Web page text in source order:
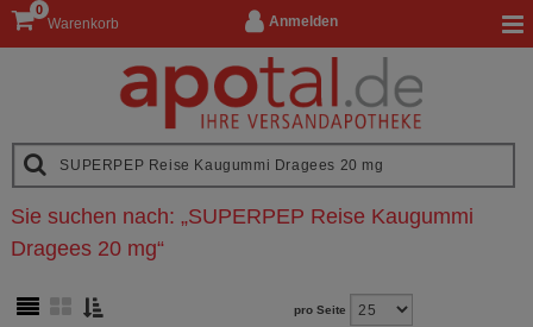
Anmelden
Warenkorb
0
Sie suchen nach: „SUPERPEP Reise Kaugummi
Dragees 20 mg“
pro Seite